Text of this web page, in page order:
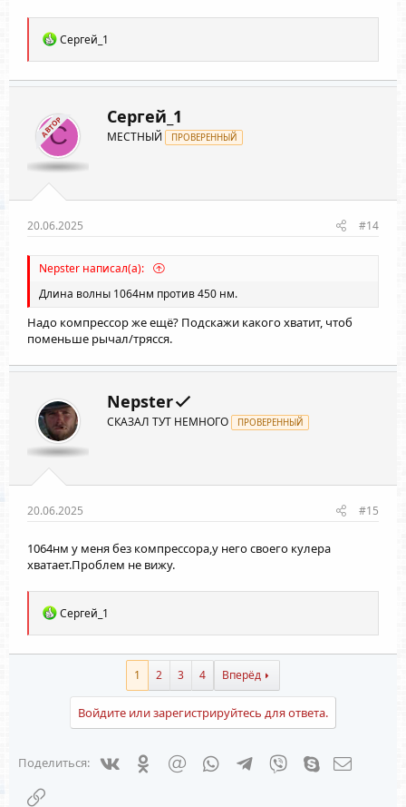
Р
а
к
и
и
:
Сергей_1
АВТОР
С
Сергей_1
МЕСТНЫЙ ПРОВЕРЕННЫЙ
20.06.2025 #14
Nepster написал(а):
Длина волны 1064нм против 450 нм.
Надо компрессор же ещё? Подскажи какого хватит, чтоб
поменьше рычал/трясся.
Nepster
СКАЗАЛ ТУТ НЕМНОГО ПРОВЕРЕННЫЙ
20.06.2025 #15
1064нм у меня без компрессора,у него своего кулера
хватает.Проблем не вижу.
Р
а
к
Сергей_1
1 2 3 4 Вперёд
Войдите или зарегистрируйтесь для ответа.
Поделиться: VkontakteOdnoklassniki
Mail.ru WhatsAppTelegramViber Skype